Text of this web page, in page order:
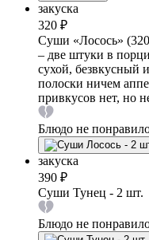
закуска
320 ₽
Суши «Лосось»
– две штуки в
сухой, безвкусный
полоски ничем
привкусов нет, но
Блюдо не
закуска
390 ₽
Суши Тунец - 2 шт.
Блюдо не